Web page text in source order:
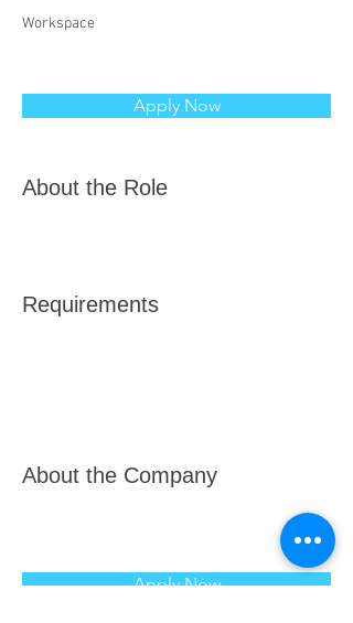
Workspace
Apply Now
About the Role
Requirements
About the Company
Apply Now